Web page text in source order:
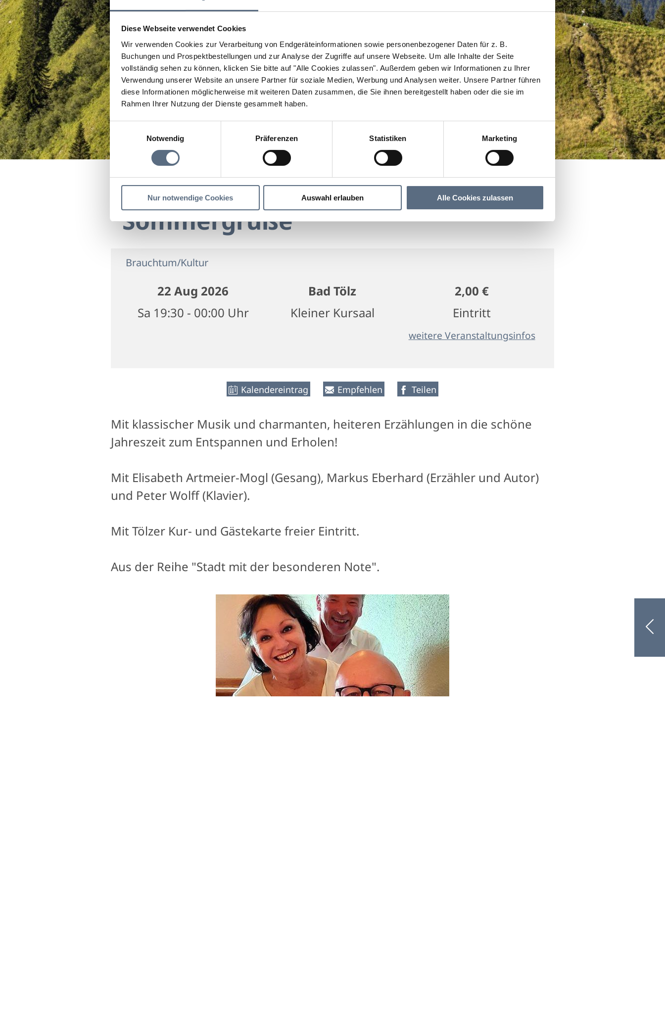
Diese Webseite verwendet Cookies
Wir verwenden Cookies zur Verarbeitung von Endgeräteinformationen sowie personenbezogener Daten für z. B.
Buchungen und Prospektbestellungen und zur Analyse der Zugriffe auf unsere Webseite. Um alle Inhalte der Seite
vollständig sehen zu können, klicken Sie bitte auf "Alle Cookies zulassen". Außerdem geben wir Informationen zu Ihrer
Verwendung unserer Website an unsere Partner für soziale Medien, Werbung und Analysen weiter. Unsere Partner führen
diese Informationen möglicherweise mit weiteren Daten zusammen, die Sie ihnen bereitgestellt haben oder die sie im
Rahmen Ihrer Nutzung der Dienste gesammelt haben.
Einwilligungsauswahl
Notwendig
Präferenzen Statistiken Marketing
Nur notwendige Cookies Auswahl erlauben Alle Cookies zulassen
"Sommergrüße"
Brauchtum/Kultur
22 Aug 2026
Sa 19:30 - 00:00 Uhr
Bad Tölz
Kleiner Kursaal
2,00 €
Eintritt
weitere Veranstaltungsinfos
Kalendereintrag Empfehlen Teilen
Mit klassischer Musik und charmanten, heiteren Erzählungen in die schöne
Jahreszeit zum Entspannen und Erholen!
Mit Elisabeth Artmeier-Mogl (Gesang), Markus Eberhard (Erzähler und Autor)
und Peter Wolff (Klavier).
Mit Tölzer Kur- und Gästekarte freier Eintritt.
Aus der Reihe "Stadt mit der besonderen Note".